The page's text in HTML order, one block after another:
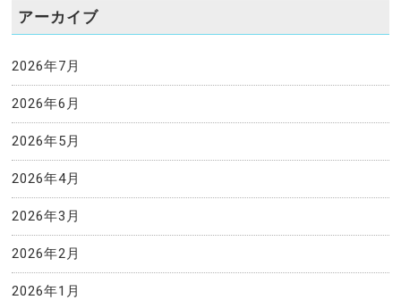
アーカイブ
2026年7月
2026年6月
2026年5月
2026年4月
2026年3月
2026年2月
2026年1月